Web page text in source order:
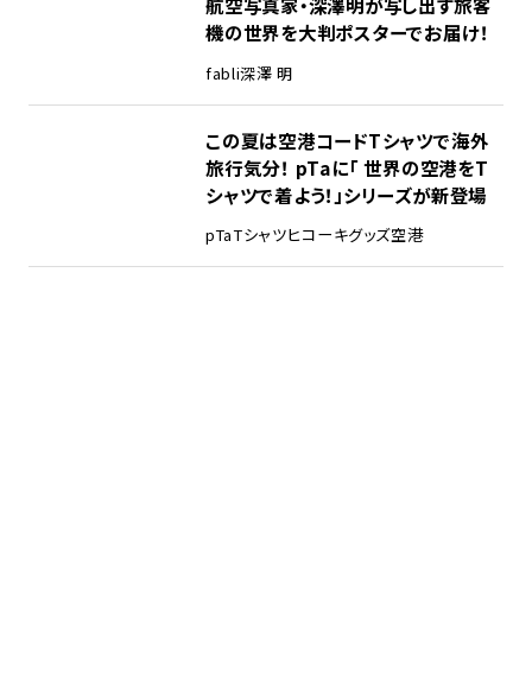
航空写真家・深澤明が写し出す旅客
機の世界を大判ポスターでお届け！
fabli深澤 明
この夏は空港コードTシャツで海外
旅行気分！ pTaに「 世界の空港をT
シャツで着よう！」シリーズが新登場
pTaTシャツヒコーキグッズ空港